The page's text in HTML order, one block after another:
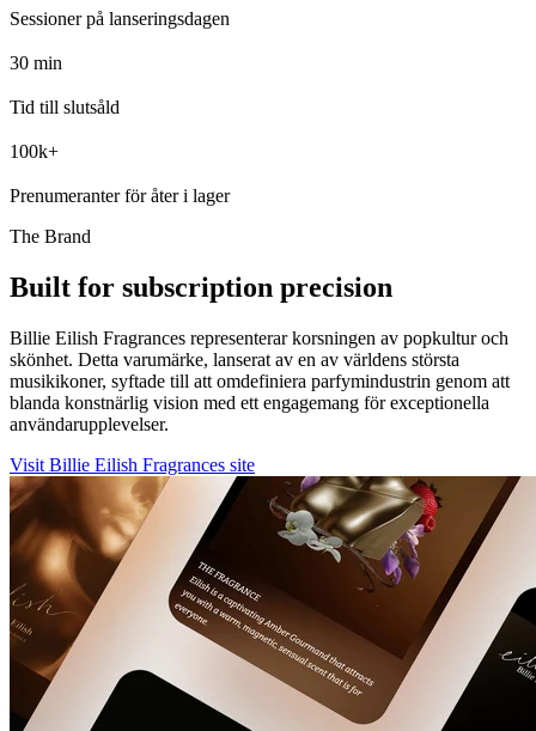
Sessioner på lanseringsdagen
min
Tid till slutsåld
k+
Prenumeranter för åter i lager
The Brand
Built for subscription precision
Billie Eilish Fragrances representerar korsningen av popkultur och
skönhet. Detta varumärke, lanserat av en av världens största
musikikoner, syftade till att omdefiniera parfymindustrin genom att
blanda konstnärlig vision med ett engagemang för exceptionella
användarupplevelser.
Visit Billie Eilish Fragrances site